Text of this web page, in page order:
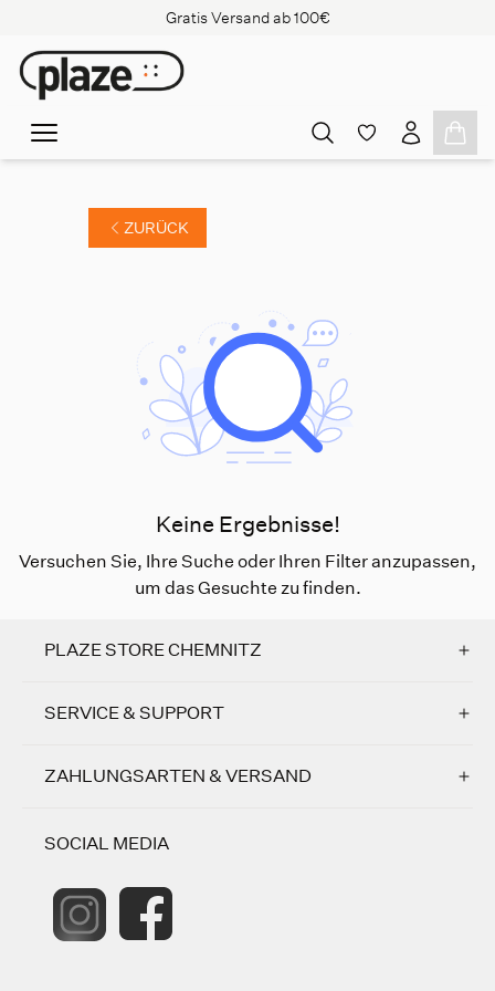
Gratis Versand ab 100€
ZURÜCK
Keine Ergebnisse!
Versuchen Sie, Ihre Suche oder Ihren Filter anzupassen,
um das Gesuchte zu finden.
PLAZE STORE CHEMNITZ
SERVICE & SUPPORT
ZAHLUNGSARTEN & VERSAND
SOCIAL MEDIA